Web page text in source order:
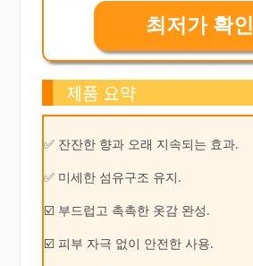
최저가 확인
제품 요약
✅ 잔잔한 향과 오래 지속되는 효과.
✅ 미세한 섬유구조 유지.
☑️ 부드럽고 촉촉한 옷감 완성.
☑️ 피부 자극 없이 안전한 사용.